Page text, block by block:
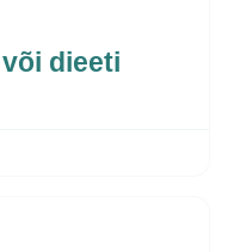
dieeti